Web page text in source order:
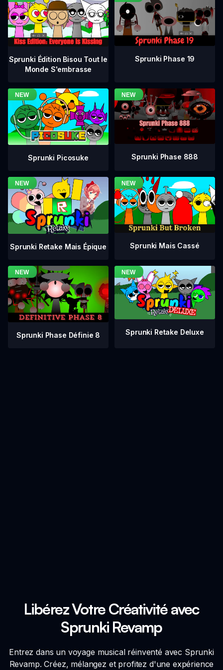
Sprunki Édition Bisou Tout le
Monde S'embrasse
Sprunki Phase 19
Sprunki Picosuke Sprunki Phase 888
Sprunki Retake Mais Épique Sprunki Mais Cassé
Sprunki Phase Définie 8 Sprunki Retake Deluxe
Libérez Votre Créativité avec
Sprunki Revamp
Entrez dans un voyage musical réinventé avec Sprunki
Revamp. Créez, mélangez et profitez d'une expérience